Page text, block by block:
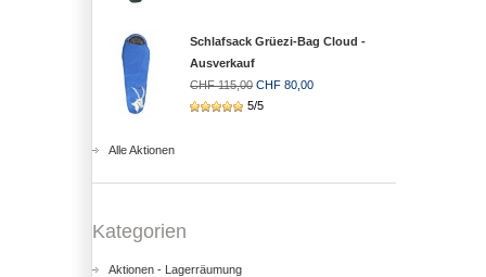
Schlafsack Grüezi-Bag Cloud -
Ausverkauf
CHF 115,00 CHF 80,00
5/5
Alle Aktionen
Kategorien
Aktionen - Lagerräumung